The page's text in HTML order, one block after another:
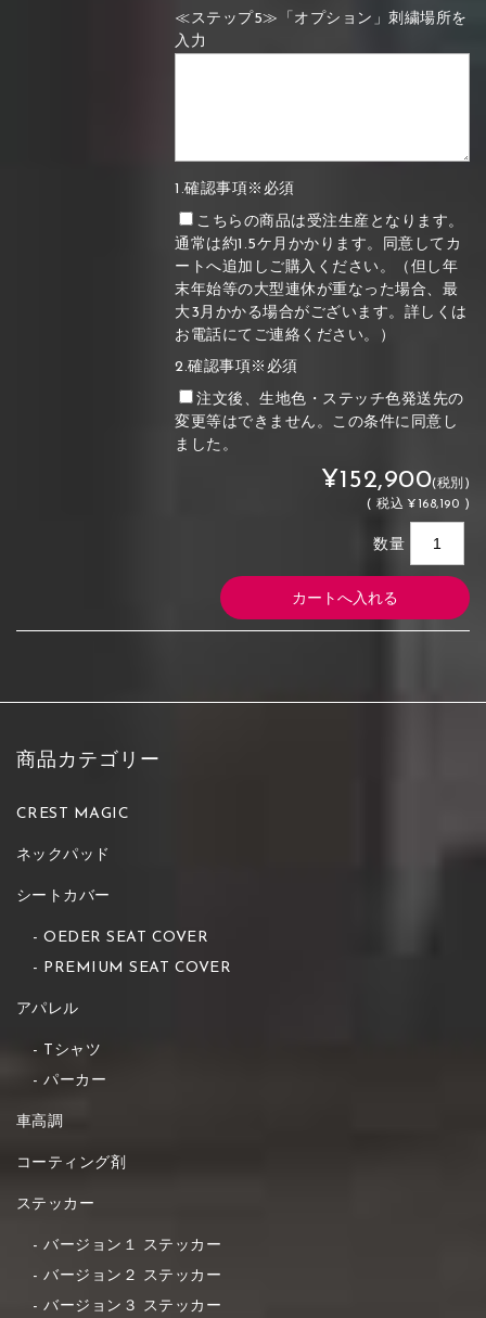
≪ステップ5≫「オプション」刺繍場所を
入力
1.確認事項※必須
こちらの商品は受注生産となります。
通常は約1.5ケ月かかります。同意してカ
ートへ追加しご購入ください。（但し年
末年始等の大型連休が重なった場合、最
大3月かかる場合がございます。詳しくは
お電話にてご連絡ください。）
2.確認事項※必須
注文後、生地色・ステッチ色発送先の
変更等はできません。この条件に同意し
ました。
¥152,900(税別)
(税込 ¥168,190 )
数量
商品カテゴリー
CREST MAGIC
ネックパッド
シートカバー
OEDER SEAT COVER
PREMIUM SEAT COVER
アパレル
Tシャツ
パーカー
車高調
コーティング剤
ステッカー
バージョン１ ステッカー
バージョン２ ステッカー
バージョン３ ステッカー